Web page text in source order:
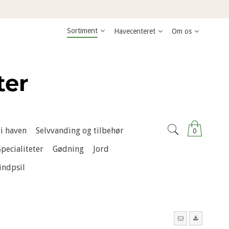
Sortiment Havecenteret Om os
0
haven
Selvvanding og tilbehør
Gødning
Jord